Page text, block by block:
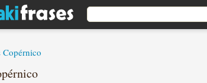
Copérnico